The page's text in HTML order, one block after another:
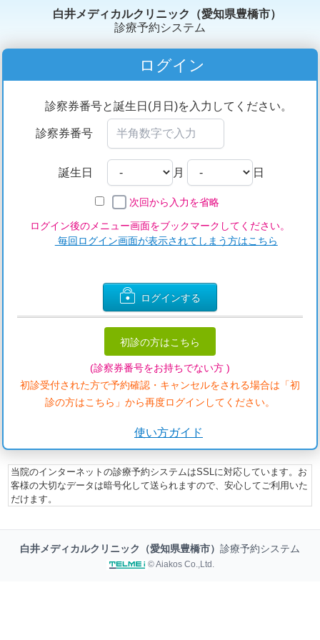
白井メディカルクリニック（愛知県豊橋市）
診療予約システム
ログイン
診察券番号と誕生日(月日)を入力してください。
診察券番号
誕生日 月 日
次回から入力を省略
ログイン後のメニュー画面をブックマークしてください。
毎回ログイン画面が表示されてしまう方はこちら
ログインする
初診の方はこちら
(診察券番号をお持ちでない方 )
初診受付された方で予約確認・キャンセルをされる場合は「初
診の方はこちら」から再度ログインしてください。
使い方ガイド
当院のインターネットの診療予約システムはSSLに対応しています。お
客様の大切なデータは暗号化して送られますので、安心してご利用いた
だけます。
白井メディカルクリニック（愛知県豊橋市） 診療予約システム
© Aiakos Co.,Ltd.